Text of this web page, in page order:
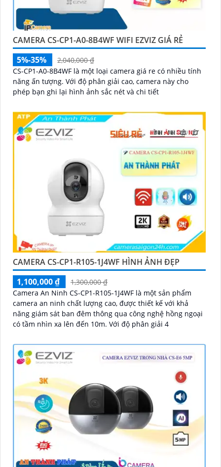
CAMERA CS-CP1-A0-8B4WF WIFI EZVIZ GIÁ RẺ
5%-35%
2,040,000 ₫
CS-CP1-A0-8B4WF là một loại camera giá re có nhiều tính
năng ấn tượng. Với độ phân giải cao, camera này cho
phép bạn ghi lại hình ảnh sắc nét và chi tiết
CAMERA CS-CP1-R105-1J4WF HÌNH ẢNH ĐẸP
1,100,000 ₫
1,300,000 ₫
Camera An Ninh CS-CP1-R105-1J4WF là một sản phẩm
camera an ninh chất lượng cao, được thiết kế với khả
năng giám sát ban đêm thông qua công nghệ hồng ngoại
có tầm nhìn xa lên đến 10m. Với độ phân giải 4